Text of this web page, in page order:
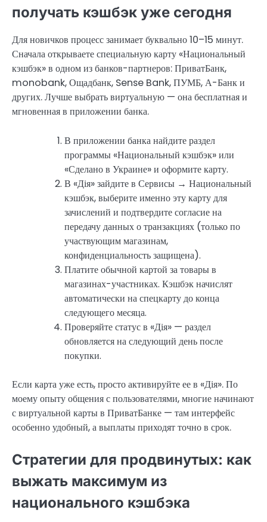
получать кэшбэк уже сегодня
Для новичков процесс занимает буквально 10–15 минут.
Сначала открываете специальную карту «Национальный
кэшбэк» в одном из банков-партнеров: ПриватБанк,
monobank, Ощадбанк, Sense Bank, ПУМБ, А-Банк и
других. Лучше выбрать виртуальную — она бесплатная и
мгновенная в приложении банка.
В приложении банка найдите раздел
программы «Национальный кэшбэк» или
«Сделано в Украине» и оформите карту.
В «Дія» зайдите в Сервисы → Национальный
кэшбэк, выберите именно эту карту для
зачислений и подтвердите согласие на
передачу данных о транзакциях (только по
участвующим магазинам,
конфиденциальность защищена).
Платите обычной картой за товары в
магазинах-участниках. Кэшбэк начислят
автоматически на спецкарту до конца
следующего месяца.
Проверяйте статус в «Дія» — раздел
обновляется на следующий день после
покупки.
Если карта уже есть, просто активируйте ее в «Дія». По
моему опыту общения с пользователями, многие начинают
с виртуальной карты в ПриватБанке — там интерфейс
особенно удобный, а выплаты приходят точно в срок.
Стратегии для продвинутых: как
выжать максимум из
национального кэшбэка